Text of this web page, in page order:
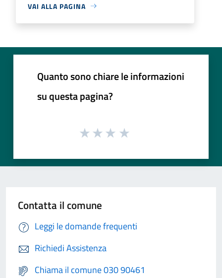
VAI ALLA PAGINA
Quanto sono chiare le informazioni
su questa pagina?
Contatta il comune
Leggi le domande frequenti
Richiedi Assistenza
Chiama il comune 030 90461